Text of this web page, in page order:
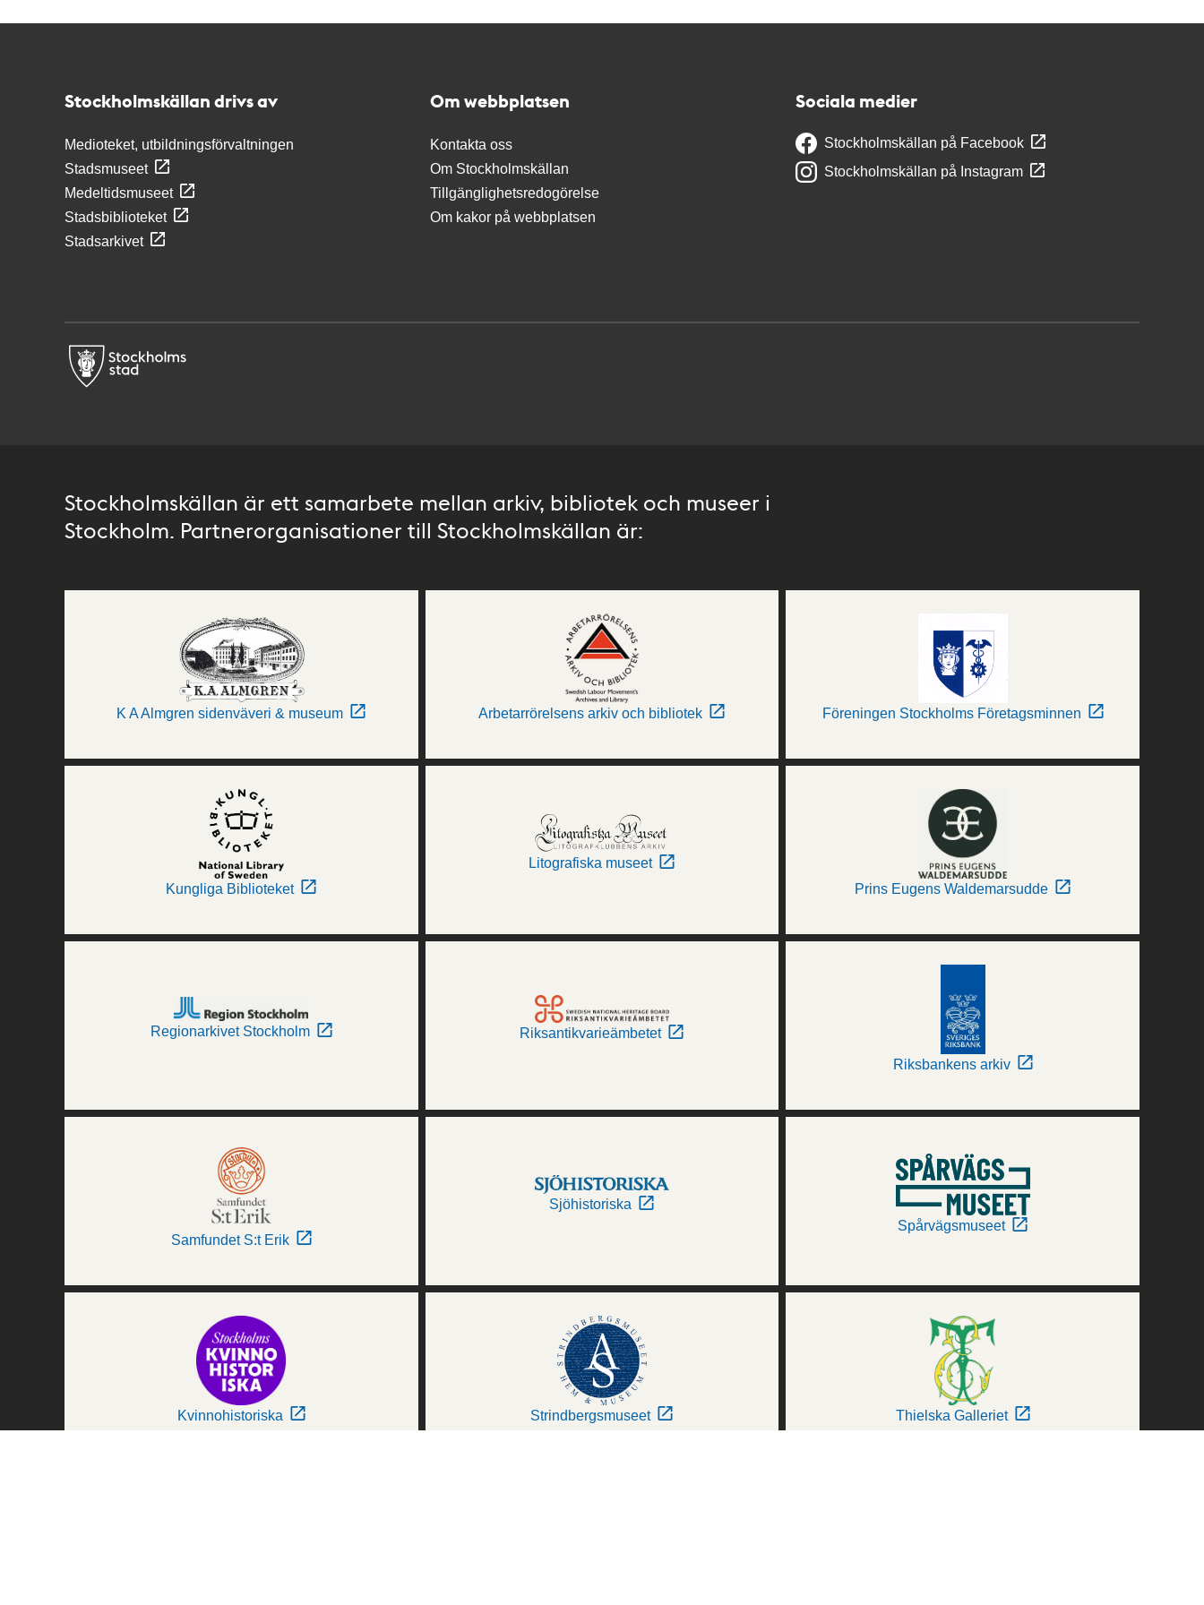
Stockholmskällan drivs av
Medioteket, utbildningsförvaltningen
Stadsmuseet
Medeltidsmuseet
Stadsbiblioteket
Stadsarkivet
Om webbplatsen
Kontakta oss
Om Stockholmskällan
Tillgänglighetsredogörelse
Om kakor på webbplatsen
Sociala medier
Stockholmskällan på Facebook
Stockholmskällan på Instagram
Stockholmskällan är ett samarbete mellan arkiv, bibliotek och museer i
Stockholm. Partnerorganisationer till Stockholmskällan är:
K A Almgren sidenväveri & museum Arbetarrörelsens arkiv och bibliotek Föreningen Stockholms Företagsminnen
Kungliga Biblioteket
Litografiska museet
Prins Eugens Waldemarsudde
Regionarkivet Stockholm Riksantikvarieämbetet
Riksbankens arkiv
Samfundet S:t Erik
Sjöhistoriska
Spårvägsmuseet
Kvinnohistoriska Strindbergsmuseet Thielska Galleriet